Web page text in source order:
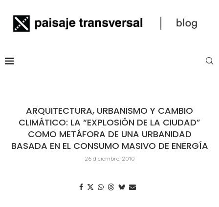
ARQUITECTURA, URBANISMO Y CAMBIO
CLIMÁTICO: LA “EXPLOSIÓN DE LA CIUDAD”
COMO METÁFORA DE UNA URBANIDAD
BASADA EN EL CONSUMO MASIVO DE ENERGÍA
26 diciembre, 2010